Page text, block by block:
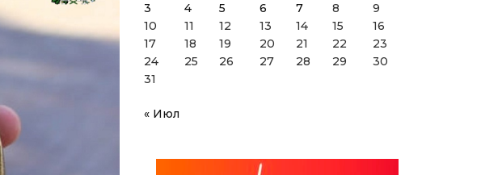
3
4 5 6 7 8
9
10
11 12 13 14 15
16
17
18 19 20 21 22
23
24
25 26 27 28 29
30
31
« Июл